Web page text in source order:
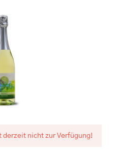
derzeit nicht zur Verfügung!